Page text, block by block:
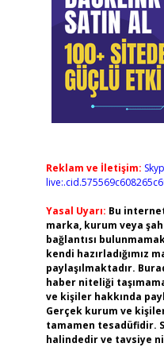
Reklam ve İletişim:
Yasal Uyarı: Bu
marka, kurum veya
bağlantısı
kendi hazırladığımız
paylaşılmaktadır.
haber niteliği
ve kişiler hakkında
Gerçek kurum ve
tamamen tesadüfidir.
halindedir ve tavsiye